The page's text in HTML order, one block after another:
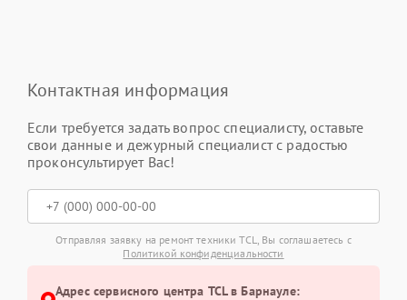
Контактная информация
Если требуется задать вопрос специалисту, оставьте
свои данные и дежурный специалист с радостью
проконсультирует Вас!
Отправляя заявку на ремонт техники TCL, Вы соглашаетесь с
Политикой конфиденциальности
Адрес сервисного центра TCL в Барнауле: